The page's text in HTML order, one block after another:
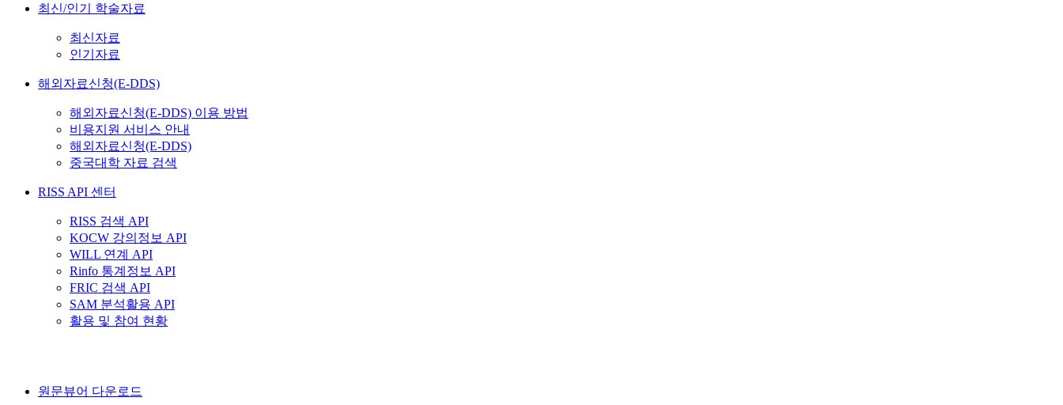
최신/인기 학술자료
최신자료
인기자료
해외자료신청(E-DDS)
해외자료신청(E-DDS) 이용 방법
비용지원 서비스 안내
해외자료신청(E-DDS)
중국대학 자료 검색
RISS API 센터
RISS 검색 API
KOCW 강의정보 API
WILL 연계 API
Rinfo 통계정보 API
FRIC 검색 API
SAM 분석활용 API
활용 및 참여 현황
원문뷰어 다운로드